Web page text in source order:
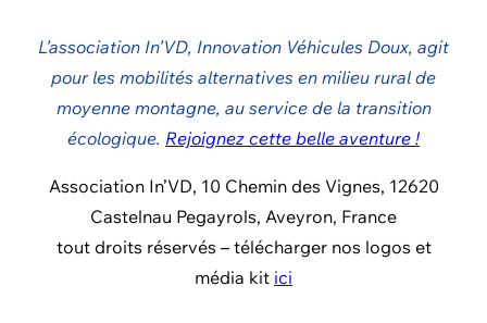
L’association In’VD, Innovation Véhicules Doux, agit
pour les mobilités alternatives en milieu rural de
moyenne montagne, au service de la transition
écologique. Rejoignez cette belle aventure !
Association In’VD, 10 Chemin des Vignes, 12620
Castelnau Pegayrols, Aveyron, France
tout droits réservés – télécharger nos logos et
média kit ici